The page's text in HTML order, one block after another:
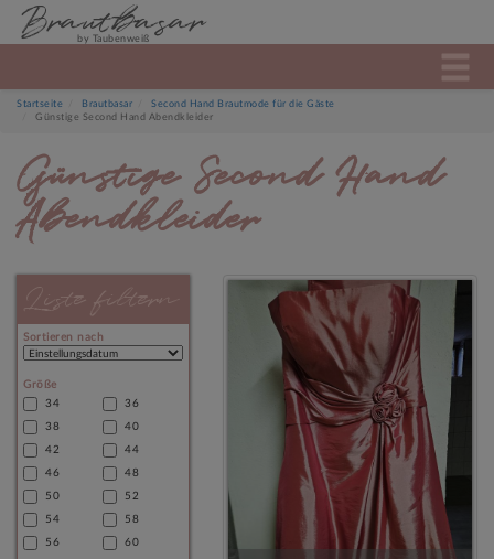
Brautbasar
by Taubenweiß
Startseite Brautbasar
Second Hand Brautmode für die Gäste
Günstige Second Hand Abendkleider
Günstige Second Hand
Abendkleider
Liste filtern
Sortieren nach
Größe
34
36
38 40
42 44
46 48
50 52
54 58
56 60